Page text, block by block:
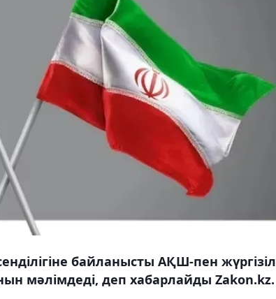
байланысты АҚШ-пен
мәлімдеді, деп хабарлайды Zakon.kz.